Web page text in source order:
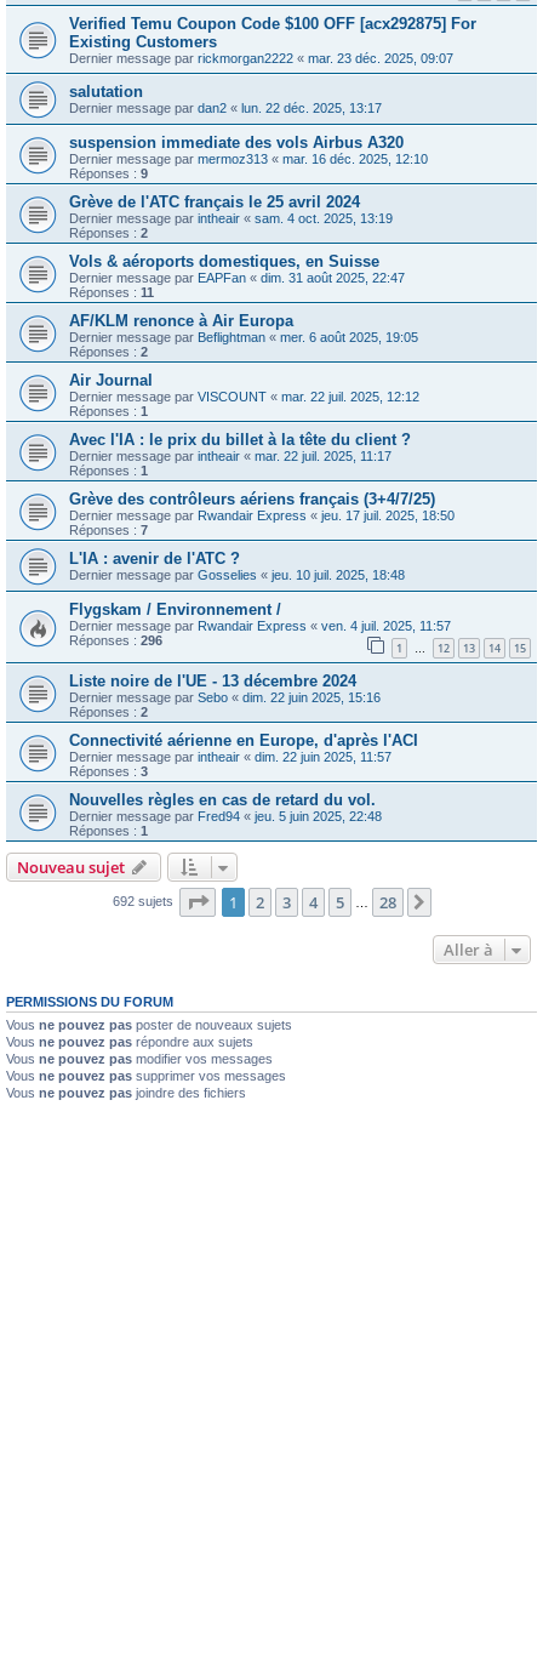
Verified Temu Coupon Code $100 OFF [acx292875] For
Existing Customers
Dernier message par rickmorgan2222 « mar. 23 déc. 2025, 09:07
salutation
Dernier message par dan2 « lun. 22 déc. 2025, 13:17
suspension immediate des vols Airbus A320
Dernier message par mermoz313 « mar. 16 déc. 2025, 12:10
Réponses : 9
Grève de l'ATC français le 25 avril 2024
Dernier message par intheair « sam. 4 oct. 2025, 13:19
Réponses : 2
Vols & aéroports domestiques, en Suisse
Dernier message par EAPFan « dim. 31 août 2025, 22:47
Réponses : 11
AF/KLM renonce à Air Europa
Dernier message par Beflightman « mer. 6 août 2025, 19:05
Réponses : 2
Air Journal
Dernier message par VISCOUNT « mar. 22 juil. 2025, 12:12
Réponses : 1
Avec l'IA : le prix du billet à la tête du client ?
Dernier message par intheair « mar. 22 juil. 2025, 11:17
Réponses : 1
Grève des contrôleurs aériens français (3+4/7/25)
Dernier message par Rwandair Express « jeu. 17 juil. 2025, 18:50
Réponses : 7
L'IA : avenir de l'ATC ?
Dernier message par Gosselies « jeu. 10 juil. 2025, 18:48
Flygskam / Environnement /
Dernier message par Rwandair Express « ven. 4 juil. 2025, 11:57
Réponses : 296 1 … 12 13 14 15
Liste noire de l'UE - 13 décembre 2024
Dernier message par Sebo « dim. 22 juin 2025, 15:16
Réponses : 2
Connectivité aérienne en Europe, d'après l'ACI
Dernier message par intheair « dim. 22 juin 2025, 11:57
Réponses : 3
Nouvelles règles en cas de retard du vol.
Dernier message par Fred94 « jeu. 5 juin 2025, 22:48
Réponses : 1
Nouveau sujet
692 sujets Page 1sur28
1 2 3 4 5 28
Aller à
PERMISSIONS DU FORUM
Vous ne pouvez pas poster de nouveaux sujets
Vous ne pouvez pas répondre aux sujets
Vous ne pouvez pas modifier vos messages
Vous ne pouvez pas supprimer vos messages
Vous ne pouvez pas joindre des fichiers